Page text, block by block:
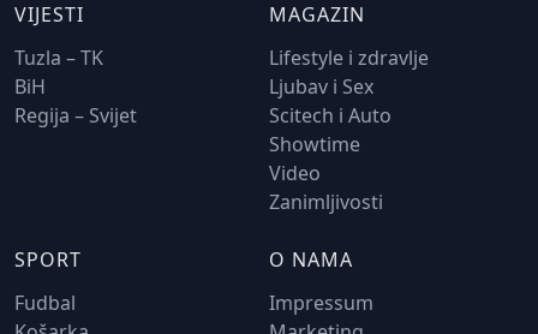
VIJESTI
Tuzla – TK
BiH
Regija – Svijet
MAGAZIN
Lifestyle i zdravlje
Ljubav i Sex
Scitech i Auto
Showtime
Video
Zanimljivosti
SPORT
Fudbal
O NAMA
Impressum